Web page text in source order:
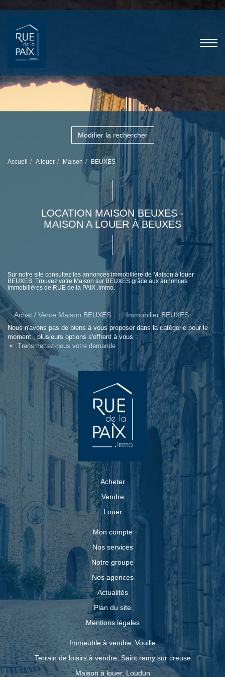
Modifier la rechercher
Accueil A louer Maison BEUXES
LOCATION MAISON BEUXES -
MAISON A LOUER À BEUXES
Sur notre site consultez les annonces immobilière de Maison à louer
BEUXES. Trouvez votre Maison sur BEUXES grâce aux annonces
immobilières de RUE de la PAIX .immo.
Achat / Vente Maison BEUXES Immobilier BEUXES
Nous n'avons pas de biens à vous proposer dans la catégorie pour le
moment , plusieurs options s'offrent à vous :
Transmettez-nous votre demande
Acheter
Vendre
Louer
Mon compte
Nos services
Notre groupe
Nos agences
Actualités
Plan du site
Mentions légales
Immeuble à vendre, Vouille
Terrain de loisirs à vendre, Saint remy sur creuse
Maison à louer, Loudun